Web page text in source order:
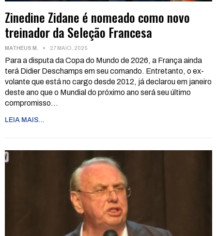
Zinedine Zidane é nomeado como novo
treinador da Seleção Francesa
MATHEUS M. 27 MAIO, 2025
Para a disputa da Copa do Mundo de 2026, a França ainda
terá Didier Deschamps em seu comando. Entretanto, o ex-
volante que está no cargo desde 2012, já declarou em janeiro
deste ano que o Mundial do próximo ano será seu último
compromisso…
LEIA MAIS...